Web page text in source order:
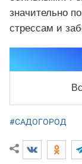
значительно
стрессам и
#САДОГОРОД